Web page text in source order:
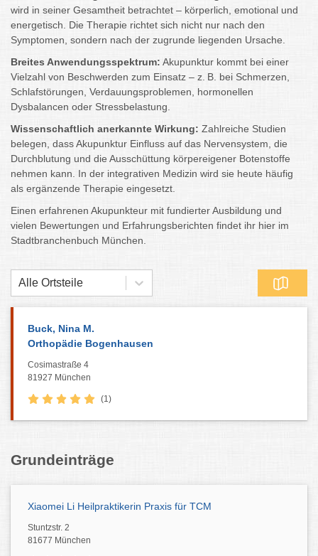
wird in seiner Gesamtheit betrachtet – körperlich, emotional und
energetisch. Die Therapie richtet sich nicht nur nach den
Symptomen, sondern nach der zugrunde liegenden Ursache.
Breites Anwendungsspektrum: Akupunktur kommt bei einer
Vielzahl von Beschwerden zum Einsatz – z. B. bei Schmerzen,
Schlafstörungen, Verdauungsproblemen, hormonellen
Dysbalancen oder Stressbelastung.
Wissenschaftlich anerkannte Wirkung: Zahlreiche Studien
belegen, dass Akupunktur Einfluss auf das Nervensystem, die
Durchblutung und die Ausschüttung körpereigener Botenstoffe
nehmen kann. In der integrativen Medizin wird sie heute häufig
als ergänzende Therapie eingesetzt.
Einen erfahrenen Akupunkteur mit fundierter Ausbildung und
vielen Bewertungen und Erfahrungsberichten findet ihr hier im
Stadtbranchenbuch München.
Alle Ortsteile
Buck, Nina M.
Orthopädie Bogenhausen
Cosimastraße 4
81927 München
(1)
Grundeinträge
Xiaomei Li Heilpraktikerin Praxis für TCM
Stuntzstr. 2
81677 München